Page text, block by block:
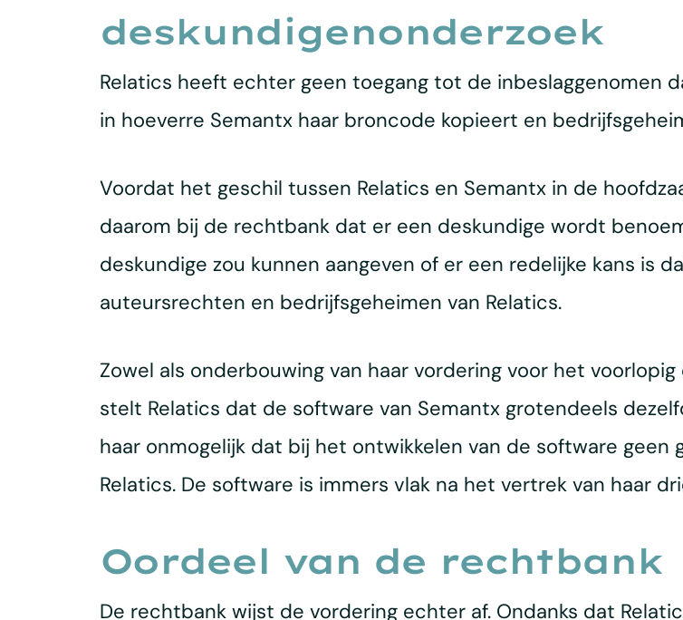
deskundigenonderzoek
Relatics heeft echter geen toegang tot de inbeslaggenomen
in hoeverre Semantx haar broncode kopieert en
Voordat het geschil tussen Relatics en Semantx in de
daarom bij de rechtbank dat er een deskundige wordt
deskundige zou kunnen aangeven of er een redelijke kans is
auteursrechten en bedrijfsgeheimen van Relatics.
Zowel als onderbouwing van haar vordering voor het
stelt Relatics dat de software van Semantx grotendeels
haar onmogelijk dat bij het ontwikkelen van de software geen
Relatics. De software is immers vlak na het vertrek van haar
Oordeel van de rechtbank
De rechtbank wijst de vordering echter af. Ondanks dat